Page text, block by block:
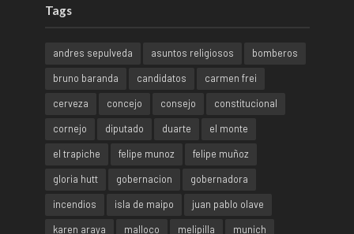
Tags
andres sepulveda asuntos religiosos
bomberos
bruno baranda
candidatos
carmen frei
cerveza
concejo consejo
constitucional
cornejo
diputado duarte
el monte
el trapiche
felipe munoz
felipe muñoz
gloria hutt
gobernacion
gobernadora
incendios
isla de maipo
juan pablo olave
karen araya
malloco melipilla munich